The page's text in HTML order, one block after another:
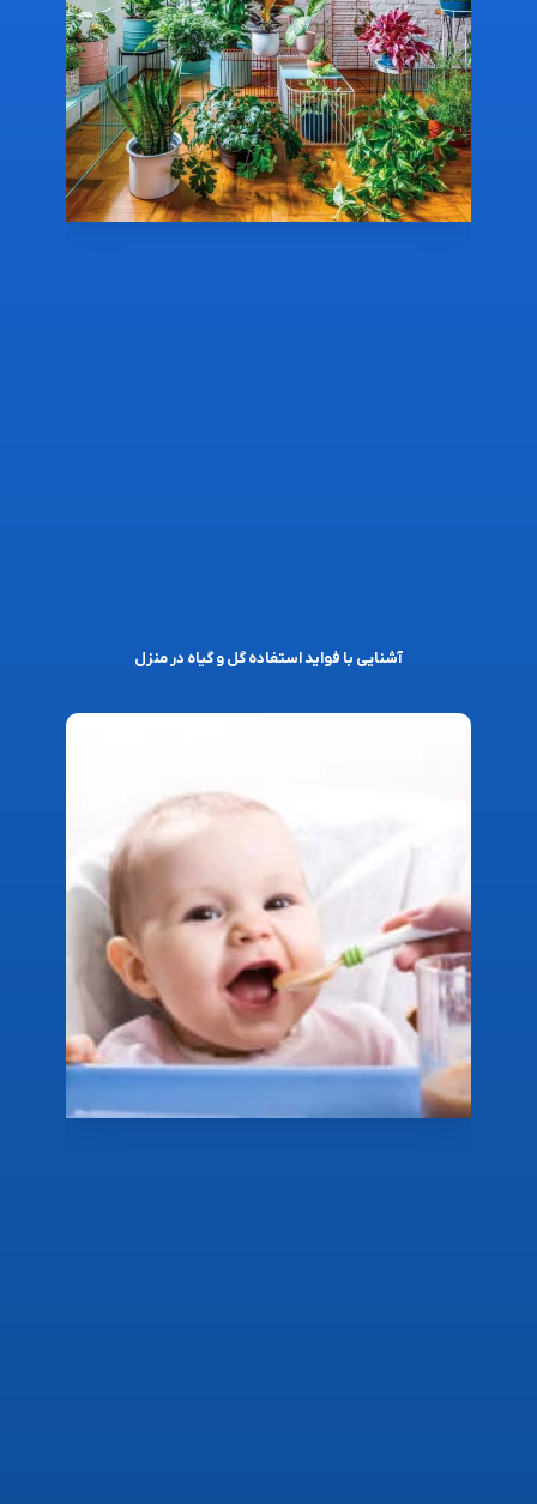
آشنایی با فواید استفاده گل و گیاه در منزل